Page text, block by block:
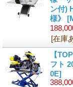
ン付)
様》 [
[在庫
【
フト
0E]